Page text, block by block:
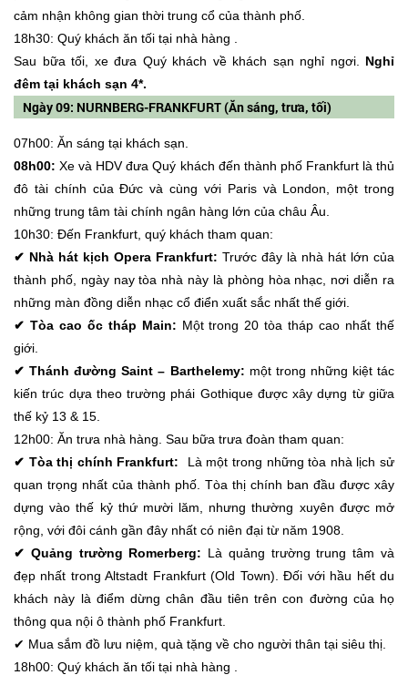
cảm nhận không gian thời trung cổ của thành phố.
18h30: Quý khách ăn tối tại nhà hàng .
Sau bữa tối, xe đưa Quý khách về khách sạn nghỉ ngơi. Nghỉ
đêm tại khách sạn 4*.
Ngày 09: NURNBERG-FRANKFURT (Ăn sáng, trưa, tối)
07h00: Ăn sáng tại khách sạn.
08h00: Xe và HDV đưa Quý khách đến thành phố Frankfurt là thủ
đô tài chính của Đức và cùng với Paris và London, một trong
những trung tâm tài chính ngân hàng lớn của châu Âu.
10h30: Đến Frankfurt, quý khách tham quan:
✔ Nhà hát kịch Opera Frankfurt: Trước đây là nhà hát lớn của
thành phố, ngày nay tòa nhà này là phòng hòa nhạc, nơi diễn ra
những màn đồng diễn nhạc cổ điển xuất sắc nhất thế giới.
✔ Tòa cao ốc tháp Main: Một trong 20 tòa tháp cao nhất thế
giới.
✔ Thánh đường Saint – Barthelemy: một trong những kiệt tác
kiến trúc dựa theo trường phái Gothique được xây dựng từ giữa
thế kỷ 13 & 15.
12h00: Ăn trưa nhà hàng. Sau bữa trưa đoàn tham quan:
✔ Tòa thị chính Frankfurt:
Là một trong những tòa nhà lịch sử
quan trọng nhất của thành phố. Tòa thị chính ban đầu được xây
dựng vào thế kỷ thứ mười lăm, nhưng thường xuyên được mở
rộng, với đôi cánh gần đây nhất có niên đại từ năm 1908.
✔ Quảng trường Romerberg: Là quảng trường trung tâm và
đẹp nhất trong Altstadt Frankfurt (Old Town). Đối với hầu hết du
khách này là điểm dừng chân đầu tiên trên con đường của họ
thông qua nội ô thành phố Frankfurt.
✔ Mua sắm đồ lưu niệm, quà tặng về cho người thân tại siêu thị.
18h00: Quý khách ăn tối tại nhà hàng .